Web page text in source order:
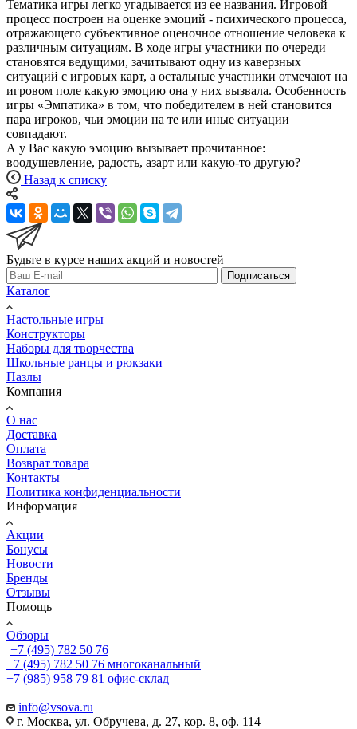
Тематика игры легко угадывается из ее названия. Игровой
процесс построен на оценке эмоций - психического процесса,
отражающего субъективное оценочное отношение человека к
различным ситуациям. В ходе игры участники по очереди
становятся ведущими, зачитывают одну из каверзных
ситуаций с игровых карт, а остальные участники отмечают на
игровом поле какую эмоцию она у них вызвала. Особенность
игры «Эмпатика» в том, что победителем в ней становится
пара игроков, чьи эмоции на те или иные ситуации
совпадают.
А у Вас какую эмоцию вызывает прочитанное:
воодушевление, радость, азарт или какую-то другую?
Назад к списку
Будьте в курсе наших акций и новостей
Подписаться
Каталог
Настольные игры
Конструкторы
Наборы для творчества
Школьные ранцы и рюкзаки
Пазлы
Компания
О нас
Доставка
Оплата
Возврат товара
Контакты
Политика конфиденциальности
Информация
Акции
Бонусы
Новости
Бренды
Отзывы
Помощь
Обзоры
+7 (495) 782 50 76
+7 (495) 782 50 76 многоканальный
+7 (985) 958 79 81 офис-склад
info@vsova.ru
г. Москва, ул. Обручева, д. 27, кор. 8, оф. 114